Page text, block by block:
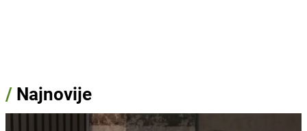
/ Najnovije